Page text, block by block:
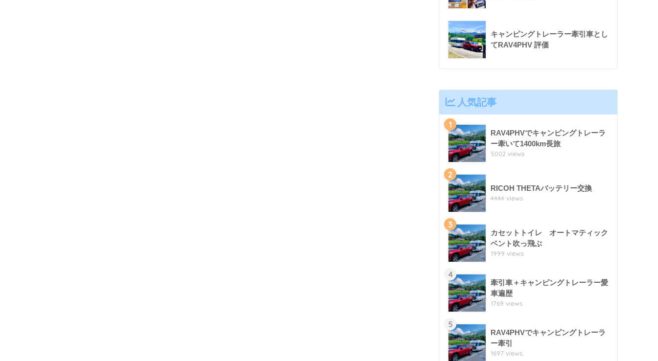
キャンピングトレーラー牽引車とし
てRAV4PHV 評価
人気記事
1
RAV4PHVでキャンピングトレーラ
ー牽いて1400km長旅
5002 views
2
RICOH THETAバッテリー交換
4444 views
3
カセットトイレ オートマティック
ベント吹っ飛ぶ
1999 views
4
牽引車＋キャンピングトレーラー愛
車遍歴
1769 views
5
RAV4PHVでキャンピングトレーラ
ー牽引
1697 views